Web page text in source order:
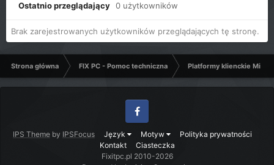
Ostatnio przeglądający 0 użytkowników
Brak zarejestrowanych użytkowników przeglądających tę stronę.
Strona główna FIX PC - Pomoc techniczna Platformy klienckie
IPS Theme by IPSFocus Język Motyw
Polityka prywatności
Kontakt
Ciasteczka
Facebook
Fixitpc.pl 2010-2026